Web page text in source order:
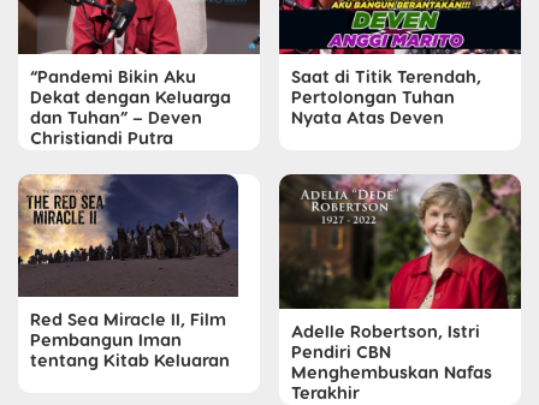
“Pandemi Bikin Aku
Dekat dengan Keluarga
dan Tuhan” – Deven
Christiandi Putra
Saat di Titik Terendah,
Pertolongan Tuhan
Nyata Atas Deven
Red Sea Miracle II, Film
Pembangun Iman
tentang Kitab Keluaran
Adelle Robertson, Istri
Pendiri CBN
Menghembuskan Nafas
Terakhir